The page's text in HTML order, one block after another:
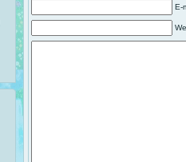
E-